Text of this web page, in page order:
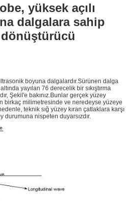
yüksek açılı
dalgalara sahip
boyuna dalgalardır.Sürünen dalga
yayılan 76 derecelik bir sıkıştırma
Şekil'e bakınız.Bunlar gerçek yüzey
birkaç milimetresinde ve neredeyse yüzeye
teknik sığ yüzey kıran çatlaklara karşı
durumuna nispeten duyarsızdır.